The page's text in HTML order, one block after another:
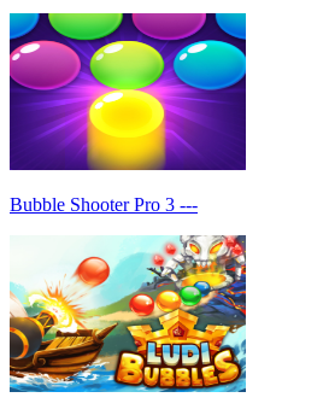
Bubble Shooter Pro 3 ---